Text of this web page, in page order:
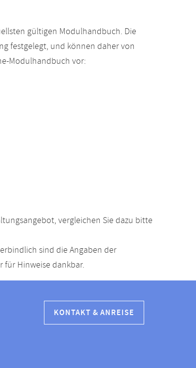
gültigen Modulhandbuch. Die
festgelegt, und können daher von
Modulhandbuch vor:
vergleichen Sie dazu bitte
sind die Angaben der
für Hinweise dankbar.
KONTAKT & ANREISE